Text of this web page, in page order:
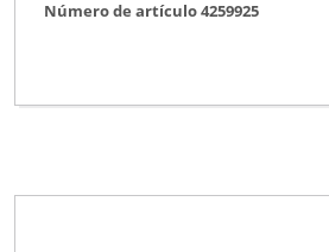
Número de artículo 4259925